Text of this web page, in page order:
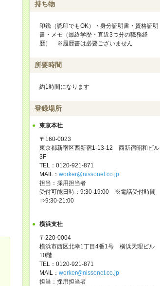
持ち物
印鑑（認印でもOK）・身分証明書・資格証明
書・メモ（最終学歴・直近3つ分の職務経
歴） ※履歴書は必要ございません
所要時間
約1時間になります
登録場所
東京本社
〒160-0023
東京都新宿区西新宿1-13-12 西新宿昭和ビル
3F
TEL：0120-921-871
MAIL： worker@nissonet.co.jp
担当：採用担当者
受付可能日時：9:30-19:00 ※電話受付時間
⇒9:30-21:00
横浜支社
〒220-0004
横浜市西区北幸1丁目4番1号 横浜天理ビル
10階
TEL：0120-921-871
MAIL： worker@nissonet.co.jp
担当：採用担当者